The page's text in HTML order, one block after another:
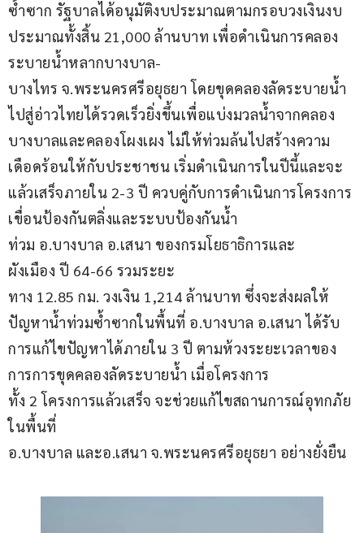
ซ้ำซาก รัฐบาลได้อนุมัติงบประมาณตามกรอบวงเงินงบ
ประมาณทั้งสิ้น 21,000 ล้านบาท เพื่อดำเนินการคลอง
ระบายน้ำหลากบางบาล-
บางไทร จ.พระนครศรีอยุธยา โดยขุดคลองลัดระบายน้ำ
ไปสู่อ่าวไทยได้รวดเร็วยิ่งขึ้นเพื่อแบ่งมวลน้ำจากคลอง
บางบาลและคลองโผงเผง ไม่ให้ท่วมล้นไปสร้างความ
เดือดร้อนให้กับประชาชน เริ่มดำเนินการในปีนี้และจะ
แล้วเสร็จภายใน 2-3 ปี ควบคู่กับการดำเนินการโครงการ
เขื่อนป้องกันตลิ่งและระบบป้องกันน้ำ
ท่วม อ.บางบาล อ.เสนา ของกรมโยธาธิการและ
ผังเมือง ปี 64-66 รวมระยะ
ทาง 12.85 กม. วงเงิน 1,214 ล้านบาท ซึ่งจะส่งผลให้
ปัญหาน้ำท่วมซ้ำซากในพื้นที่ อ.บางบาล อ.เสนา ได้รับ
การแก้ไขปัญหาได้ภายใน 3 ปี ตามห้วงระยะเวลาของ
การการขุดคลองลัดระบายน้ำ เมื่อโครงการ
ทั้ง 2 โครงการแล้วเสร็จ จะช่วยแก้ไขสถานการณ์อุทกภัย
ในพื้นที่
อ.บางบาล และอ.เสนา จ.พระนครศรีอยุธยา อย่างยั่งยืน